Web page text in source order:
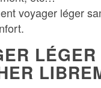
voyager léger